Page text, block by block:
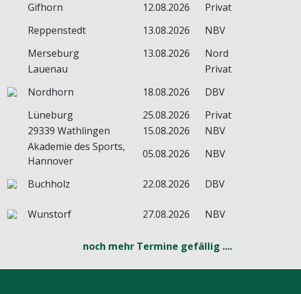
Gifhorn 12.08.2026
Privat
Reppenstedt 13.08.2026
NBV
Merseburg 13.08.2026
Nord
Lauenau
Privat
Nordhorn 18.08.2026
DBV
Lüneburg 25.08.2026
Privat
29339 Wathlingen 15.08.2026
NBV
Akademie des Sports,
Hannover
05.08.2026 NBV
Buchholz 22.08.2026 DBV
Wunstorf 27.08.2026 NBV
noch mehr Termine gefällig ....